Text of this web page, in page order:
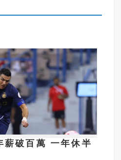
薪破百萬 一年休半